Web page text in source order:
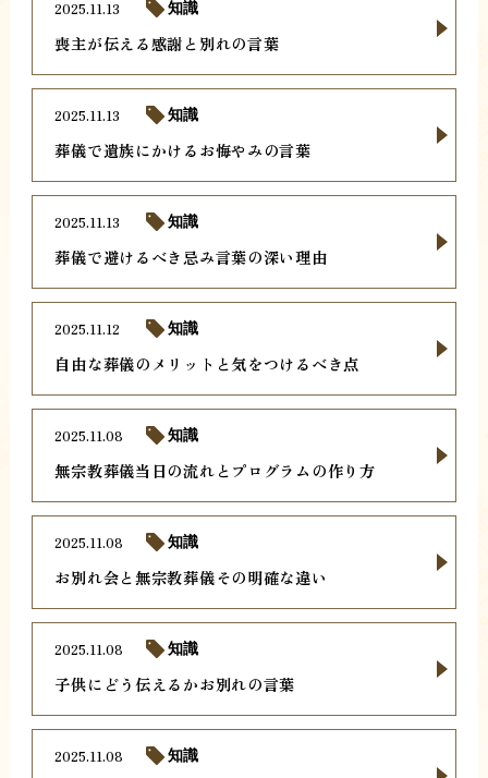
喪主が伝える感謝と別れの言葉
2025.11.13 知識
葬儀で遺族にかけるお悔やみの言葉
2025.11.13 知識
葬儀で避けるべき忌み言葉の深い理由
2025.11.13 知識
自由な葬儀のメリットと気をつけるべき点
2025.11.12 知識
無宗教葬儀当日の流れとプログラムの作り方
2025.11.08 知識
お別れ会と無宗教葬儀その明確な違い
2025.11.08 知識
子供にどう伝えるかお別れの言葉
2025.11.08 知識
2025.11.08 知識